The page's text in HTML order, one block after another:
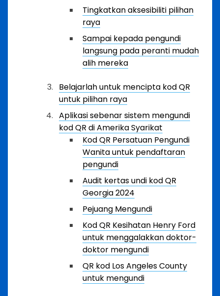
Tingkatkan aksesibiliti pilihan
raya
Sampai kepada pengundi
langsung pada peranti mudah
alih mereka
Belajarlah untuk mencipta kod QR
untuk pilihan raya
Aplikasi sebenar sistem mengundi
kod QR di Amerika Syarikat
Kod QR Persatuan Pengundi
Wanita untuk pendaftaran
pengundi
Audit kertas undi kod QR
Georgia 2024
Pejuang Mengundi
Kod QR Kesihatan Henry Ford
untuk menggalakkan doktor-
doktor mengundi
QR kod Los Angeles County
untuk mengundi